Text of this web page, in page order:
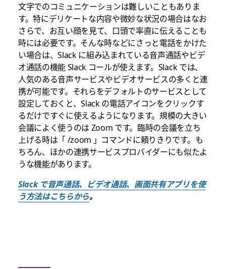
文字でのコミュニケーションは難しいこともありま
す。特にデリケートな内容や微妙な状況の場合はなお
さらで、お互い顔を見て、口頭で率直に伝えることも
時には必要です。そんな時などにさっと電話をかけた
い場合は、Slack に組み込まれている音声通話やビデ
オ通話の機能 Slack コールが使えます。Slack では、
人気のある音声サービスやビデオサービスの多くと連
携が可能です。それらをデフォルトのサービスとして
設定しておくと、Slack の電話アイコンをクリックす
るだけですぐに使えるようになります。規模の大きい
会議によく使うのは Zoom です。臨時の会議を立ち
上げる時は「 /zoom 」コマンドに頼りきりです。も
ちろん、ほかの連携サービスプロバイダーにも似たよ
うな機能があります。
Slack で音声通話、ビデオ通話、画面共有アプリを使
う方法はこちらから。